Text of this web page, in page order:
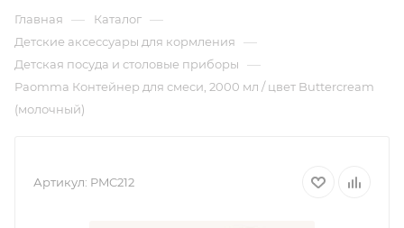
Главная — Каталог —
Детские аксессуары для кормления —
Детская посуда и столовые приборы —
Paomma Контейнер для смеси, 2000 мл / цвет Buttercream
(молочный)
Артикул: PMC212